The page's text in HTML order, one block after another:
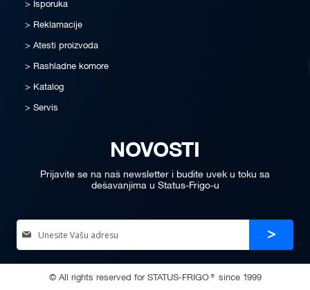
Isporuka
Reklamacije
Atesti proizvoda
Rashladne komore
Katalog
Servis
NOVOSTI
Prijavite se na naš newsletter i budite uvek u toku sa
dešavanjima u Status-Frigo-u
Up
Newsletter:
Prijava
© All rights reserved for STATUS-FRIGO® since 1999